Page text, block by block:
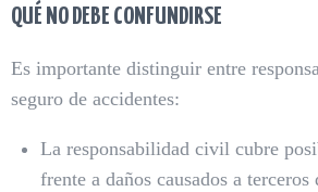
QUÉ NO DEBE CONFUNDIRSE
Es importante distinguir entre
seguro de accidentes:
La responsabilidad civil cubre
frente a daños causados a